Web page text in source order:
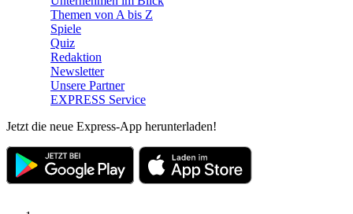
Themen von A bis Z
Spiele
Quiz
Redaktion
Newsletter
Unsere Partner
EXPRESS Service
Jetzt die neue Express-App herunterladen!